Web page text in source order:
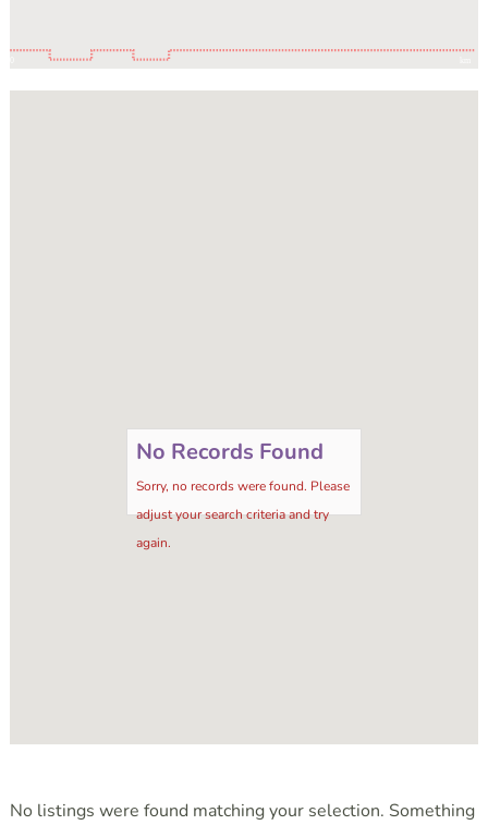
No Records Found
Sorry, no records were found. Please
adjust your search criteria and try
again.
No listings were found matching your selection. Something